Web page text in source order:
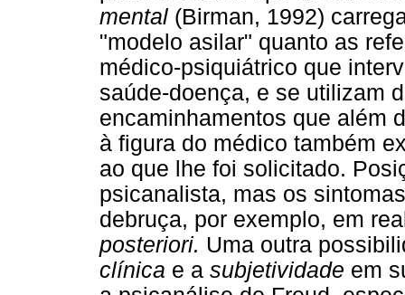
mental (Birman, 1992)
"modelo asilar" quanto as
médico-psiquiátrico que
saúde-doença, e se utilizam
encaminhamentos que além
à figura do médico também
ao que lhe foi solicitado.
psicanalista, mas os
debruça, por exemplo, em
posteriori. Uma outra
clínica e a subjetividade em